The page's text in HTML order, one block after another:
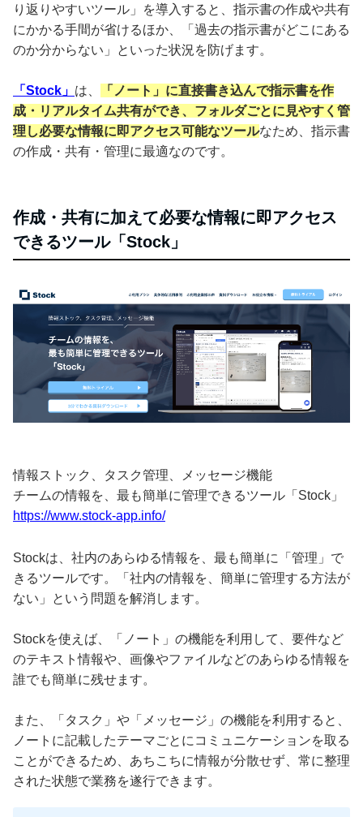
り返りやすいツール」を導入すると、指示書の作成や共有
にかかる手間が省けるほか、「過去の指示書がどこにある
のか分からない」といった状況を防げます。
「Stock」 は、
「ノート」に直接書き込んで指示書を作
成・リアルタイム共有ができ、フォルダごとに見やすく管
理し必要な情報に即アクセス可能なツールなため、指示書
の作成・共有・管理に最適なのです。
作成・共有に加えて必要な情報に即アクセス
できるツール「Stock」
情報ストック、タスク管理、メッセージ機能
チームの情報を、最も簡単に管理できるツール「Stock」
https://www.stock-app.info/
Stockは、社内のあらゆる情報を、最も簡単に「管理」で
きるツールです。「社内の情報を、簡単に管理する方法が
ない」という問題を解消します。
Stockを使えば、「ノート」の機能を利用して、要件など
のテキスト情報や、画像やファイルなどのあらゆる情報を
誰でも簡単に残せます。
また、「タスク」や「メッセージ」の機能を利用すると、
ノートに記載したテーマごとにコミュニケーションを取る
ことができるため、あちこちに情報が分散せず、常に整理
された状態で業務を遂行できます。